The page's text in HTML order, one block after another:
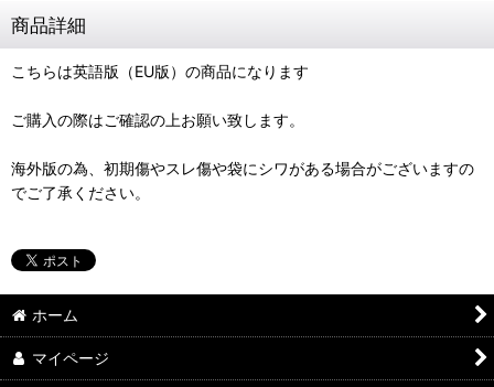
商品詳細
こちらは英語版（EU版）の商品になります
ご購入の際はご確認の上お願い致します。
海外版の為、初期傷やスレ傷や袋にシワがある場合がございますの
でご了承ください。
ホーム
マイページ